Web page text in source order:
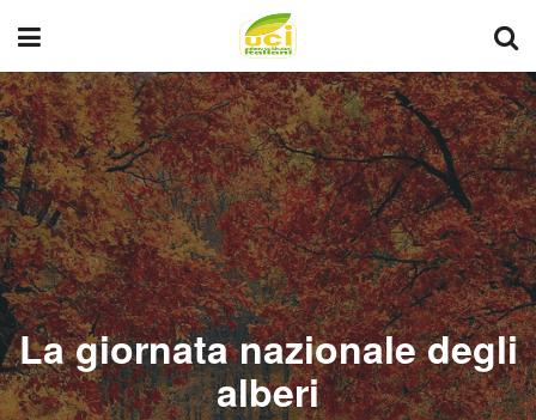
La giornata nazionale degli
alberi